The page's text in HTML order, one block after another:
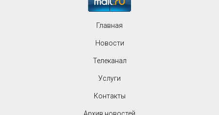
Главная
Новости
Телеканал
Услуги
Контакты